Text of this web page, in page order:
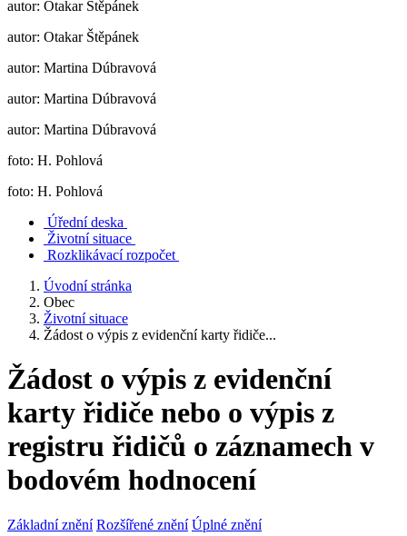
autor: Otakar Štěpánek
autor: Otakar Štěpánek
autor: Martina Dúbravová
autor: Martina Dúbravová
autor: Martina Dúbravová
foto: H. Pohlová
foto: H. Pohlová
Úřední deska
Životní situace
Rozklikávací rozpočet
Úvodní stránka
Obec
Životní situace
Žádost o výpis z evidenční karty řidiče...
Žádost o výpis z evidenční
karty řidiče nebo o výpis z
registru řidičů o záznamech v
bodovém hodnocení
Základní znění Rozšířené znění Úplné znění